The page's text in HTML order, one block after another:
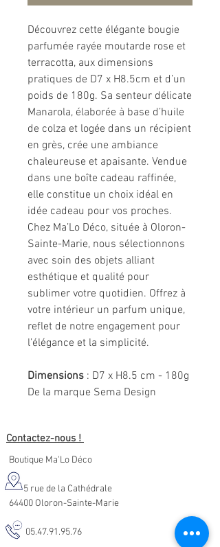
Découvrez cette élégante bougie
parfumée rayée moutarde rose et
terracotta, aux dimensions
pratiques de D7 x H8.5cm et d’un
poids de 180g. Sa senteur délicate
Manarola, élaborée à base d’huile
de colza et logée dans un récipient
en grès, crée une ambiance
chaleureuse et apaisante. Vendue
dans une boîte cadeau raffinée,
elle constitue un choix idéal en
idée cadeau pour vos proches.
Chez Ma’Lo Déco, située à Oloron-
Sainte-Marie, nous sélectionnons
avec soin des objets alliant
esthétique et qualité pour
sublimer votre quotidien. Offrez à
votre intérieur un parfum unique,
reflet de notre engagement pour
l’élégance et la simplicité.
Dimensions : D7 x H8.5 cm - 180g
De la marque Sema Design
Contactez-nous !
Boutique Ma'Lo Déco
5 rue de la Cathédrale
64400 Oloron-Sainte-Marie
05.47.91.95.76